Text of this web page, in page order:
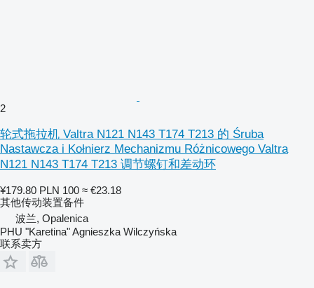
2
轮式拖拉机 Valtra N121 N143 T174 T213 的 Śruba
Nastawcza i Kołnierz Mechanizmu Różnicowego Valtra
N121 N143 T174 T213 调节螺钉和差动环
¥179.80 PLN 100 ≈ €23.18
其他传动装置备件
波兰, Opalenica
PHU "Karetina" Agnieszka Wilczyńska
联系卖方